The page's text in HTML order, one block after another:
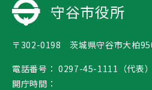
守谷市役所
〒302-0198 茨城県守谷市大柏
電話番号： 0297-45-1111（代表）
開庁時間：